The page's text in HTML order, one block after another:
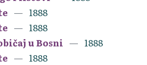
1888
1888
u Bosni
1888
1888